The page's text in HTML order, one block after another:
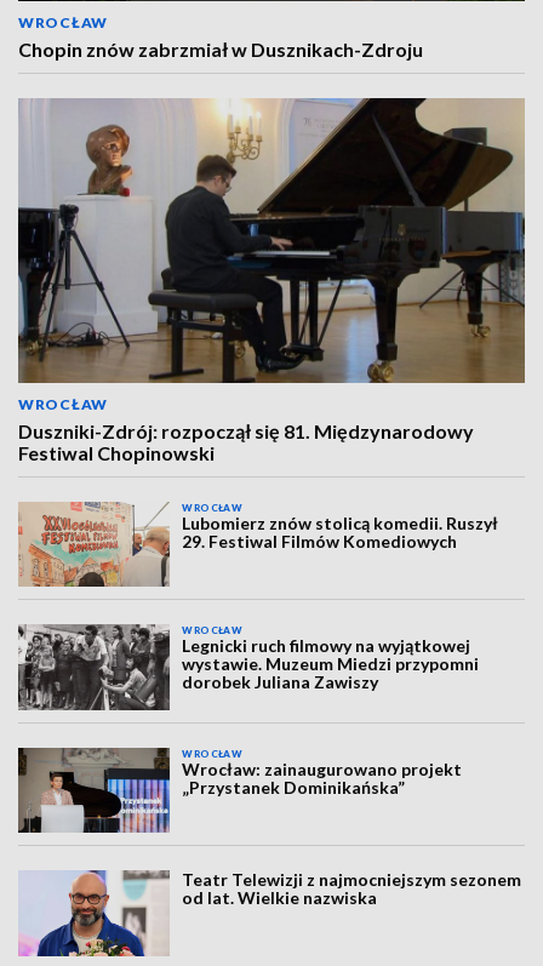
WROCŁAW
Chopin znów zabrzmiał w Dusznikach-Zdroju
WROCŁAW
Duszniki-Zdrój: rozpoczął się 81. Międzynarodowy
Festiwal Chopinowski
WROCŁAW
Lubomierz znów stolicą komedii. Ruszył
29. Festiwal Filmów Komediowych
WROCŁAW
Legnicki ruch filmowy na wyjątkowej
wystawie. Muzeum Miedzi przypomni
dorobek Juliana Zawiszy
WROCŁAW
Wrocław: zainaugurowano projekt
„Przystanek Dominikańska”
Teatr Telewizji z najmocniejszym sezonem
od lat. Wielkie nazwiska